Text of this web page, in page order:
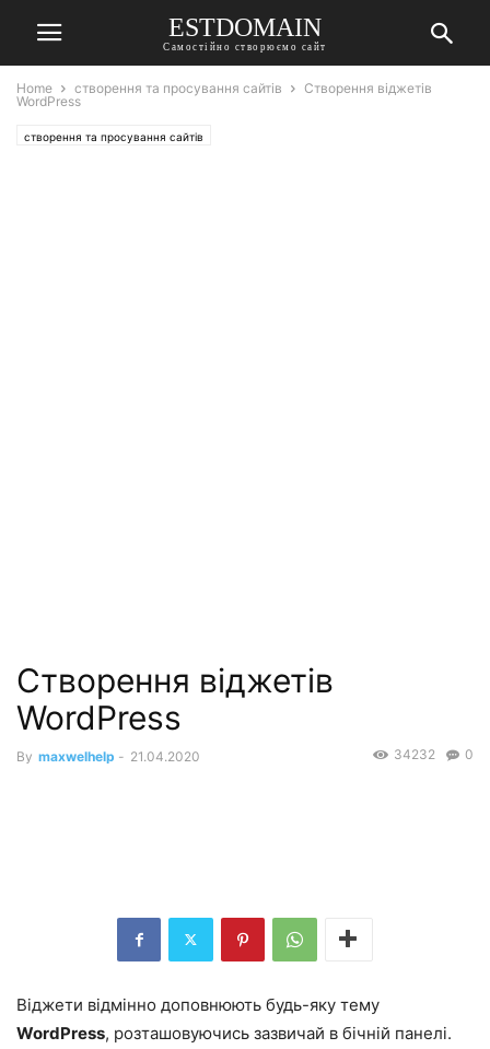
ESTDOMAIN
Самостійно створюємо сайт
Home створення та просування сайтів
Створення віджетів
WordPress
створення та просування сайтів
Створення віджетів
WordPress
By maxwelhelp - 21.04.2020 0
34232
Віджети відмінно доповнюють будь-яку тему
WordPress, розташовуючись зазвичай в бічній панелі.